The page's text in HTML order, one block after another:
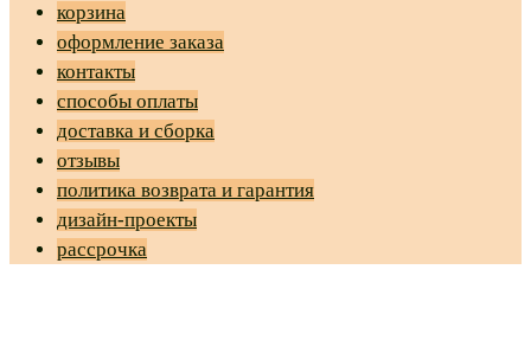
корзина
оформление заказа
контакты
способы оплаты
доставка и сборка
отзывы
политика возврата и гарантия
дизайн-проекты
рассрочка